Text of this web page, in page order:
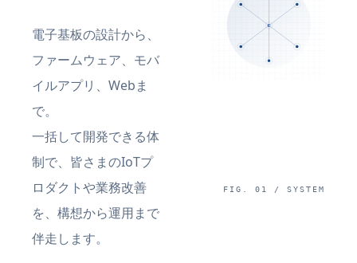
電子基板の設計から、
ファームウェア、モバ
イルアプリ、Webま
で。
一括して開発できる体
制で、皆さまのIoTプ
ロダクトや業務改善
を、構想から運用まで
伴走します。
FIG. 01 / SYSTEM